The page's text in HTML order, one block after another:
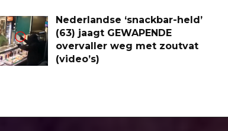
Nederlandse ‘snackbar-held’
(63) jaagt GEWAPENDE
overvaller weg met zoutvat
(video’s)